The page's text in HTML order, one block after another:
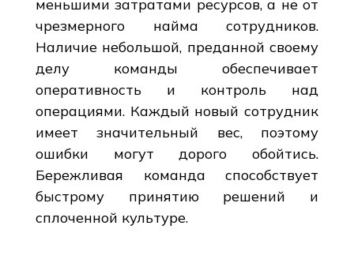
меньшими затратами ресурсов, а не от
чрезмерного найма сотрудников.
Наличие небольшой, преданной своему
делу команды обеспечивает
оперативность и контроль над
операциями. Каждый новый сотрудник
имеет значительный вес, поэтому
ошибки могут дорого обойтись.
Бережливая команда способствует
быстрому принятию решений и
сплоченной культуре.